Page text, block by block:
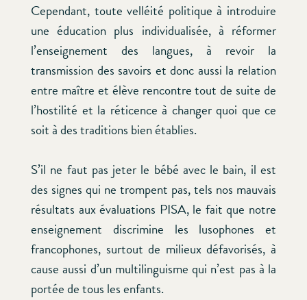
Cependant, toute velléité politique à introduire
une éducation plus individualisée, à réformer
l’enseignement des langues, à revoir la
transmission des savoirs et donc aussi la relation
entre maître et élève rencontre tout de suite de
l’hostilité et la réticence à changer quoi que ce
soit à des traditions bien établies.
S’il ne faut pas jeter le bébé avec le bain, il est
des signes qui ne trompent pas, tels nos mauvais
résultats aux évaluations PISA, le fait que notre
enseignement discrimine les lusophones et
francophones, surtout de milieux défavorisés, à
cause aussi d’un multilinguisme qui n’est pas à la
portée de tous les enfants.